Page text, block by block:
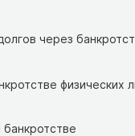
через
физических